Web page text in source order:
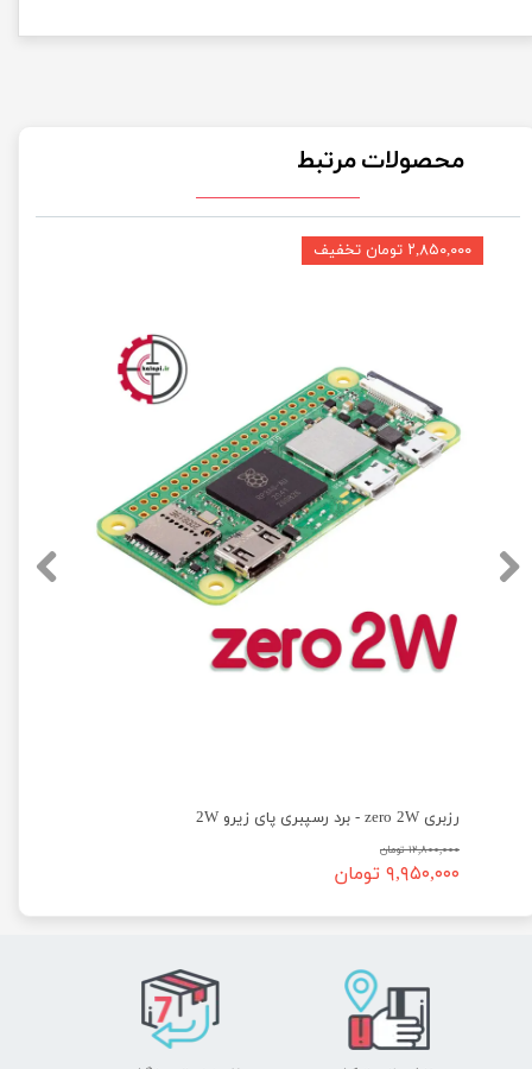
محصولات مرتبط
رزبری zero 2W - برد رسپبری پای زیرو 2W
۱۲,۸۰۰,۰۰۰ تومان
۹,۹۵۰,۰۰۰ تومان
۲,۸۵۰,۰۰۰ تومان تخفیف